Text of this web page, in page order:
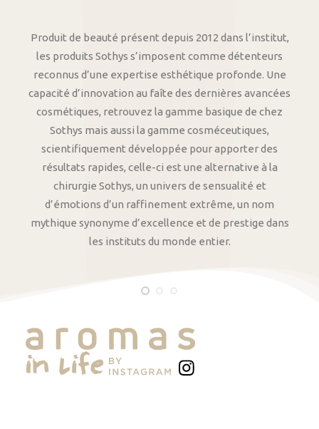
Produit de beauté présent depuis 2012 dans l’institut,
les produits Sothys s’imposent comme détenteurs
reconnus d’une expertise esthétique profonde. Une
capacité d’innovation au faîte des dernières avancées
cosmétiques, retrouvez la gamme basique de chez
Sothys mais aussi la gamme cosméceutiques,
scientifiquement développée pour apporter des
résultats rapides, celle-ci est une alternative à la
chirurgie Sothys, un univers de sensualité et
d’émotions d’un raffinement extrême, un nom
mythique synonyme d’excellence et de prestige dans
les instituts du monde entier.